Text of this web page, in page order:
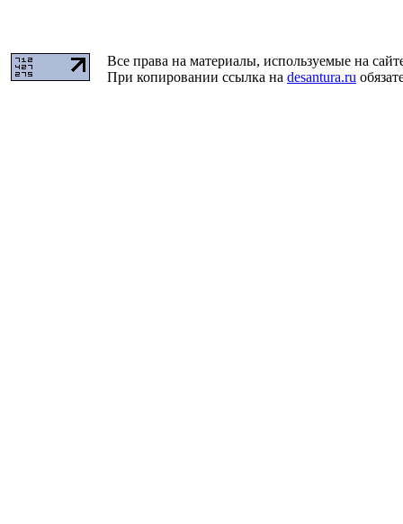
Все права на материалы, используемые на
При копировании ссылка на desantura.ru